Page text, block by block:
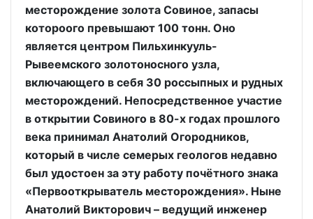
месторождение золота Совиное, запасы
котороого превышают 100 тонн. Оно
является центром Пильхинкууль-
Рывеемского золотоносного узла,
включающего в себя 30 россыпных и рудных
месторождений. Непосредственное участие
в открытии Совиного в 80-х годах прошлого
века принимал Анатолий Огородников,
который в числе семерых геологов недавно
был удостоен за эту работу почётного знака
«Первооткрыватель месторождения». Ныне
Анатолий Викторович – ведущий инженер